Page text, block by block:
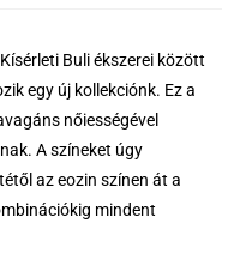
Buli ékszerei között
egy új kollekciónk. Ez a
nőiességével
A színeket úgy
az eozin színen át a
mindent